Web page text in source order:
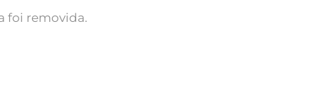
foi removida.